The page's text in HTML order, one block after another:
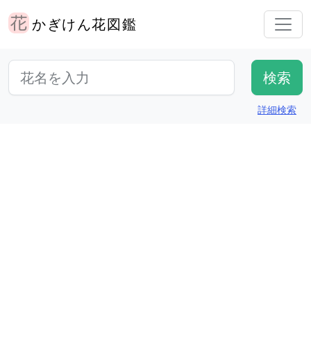
かぎけん花図鑑
詳細検索